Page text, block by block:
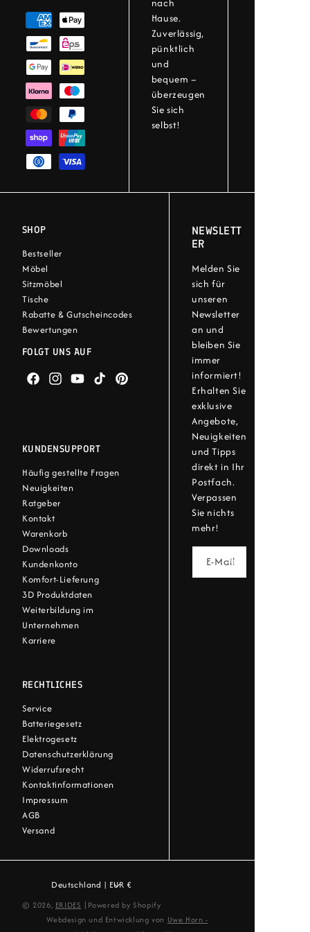
nach
Hause.
Zuverlässig,
pünktlich
und
bequem –
überzeugen
Sie sich
selbst!
SHOP
Bestseller
Möbel
Sitzmöbel
Tische
Rabatte & Gutscheincodes
Bewertungen
FOLGT UNS AUF
FacebookInstagramYouTubeTikTok Pinterest
KUNDENSUPPORT
Häufig gestellte Fragen
Neuigkeiten
Ratgeber
Kontakt
Warenkorb
Downloads
Kundenkonto
Komfort-Lieferung
3D Produktdaten
Weiterbildung im
Unternehmen
Karriere
RECHTLICHES
Service
Batteriegesetz
Elektrogesetz
Datenschutzerklärung
Widerrufsrecht
Kontaktinformationen
Impressum
AGB
Versand
NEWSLETT
ER
Melden Sie
sich für
unseren
Newsletter
an und
bleiben Sie
immer
informiert!
Erhalten Sie
exklusive
Angebote,
Neuigkeiten
und Tipps
direkt in Ihr
Postfach.
Verpassen
Sie nichts
mehr!
E-Mail
Deutschland | EUR €
© 2026, ERIDES | Powered by Shopify
Webdesign und Entwicklung von Uwe Horn -